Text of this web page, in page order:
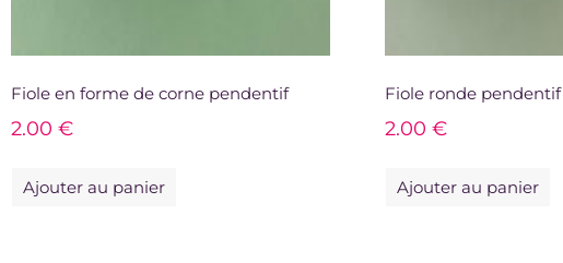
Fiole en forme de corne pendentif
2.00 €
Ajouter au panier
Fiole ronde pendentif
2.00€
Ajouter au panier